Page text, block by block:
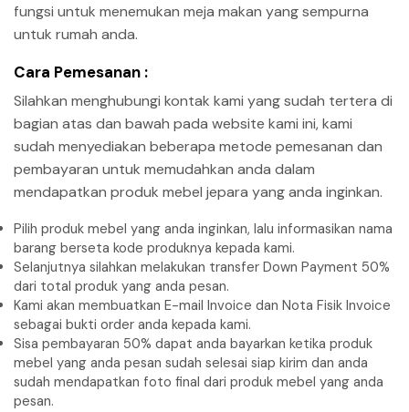
fungsi untuk menemukan meja makan yang sempurna
untuk rumah anda.
Cara Pemesanan :
Silahkan menghubungi kontak kami yang sudah tertera di
bagian atas dan bawah pada website kami ini, kami
sudah menyediakan beberapa metode pemesanan dan
pembayaran untuk memudahkan anda dalam
mendapatkan produk mebel jepara yang anda inginkan.
Pilih produk mebel yang anda inginkan, lalu informasikan nama
barang berseta kode produknya kepada kami.
Selanjutnya silahkan melakukan transfer Down Payment 50%
dari total produk yang anda pesan.
Kami akan membuatkan E-mail Invoice dan Nota Fisik Invoice
sebagai bukti order anda kepada kami.
Sisa pembayaran 50% dapat anda bayarkan ketika produk
mebel yang anda pesan sudah selesai siap kirim dan anda
sudah mendapatkan foto final dari produk mebel yang anda
pesan.